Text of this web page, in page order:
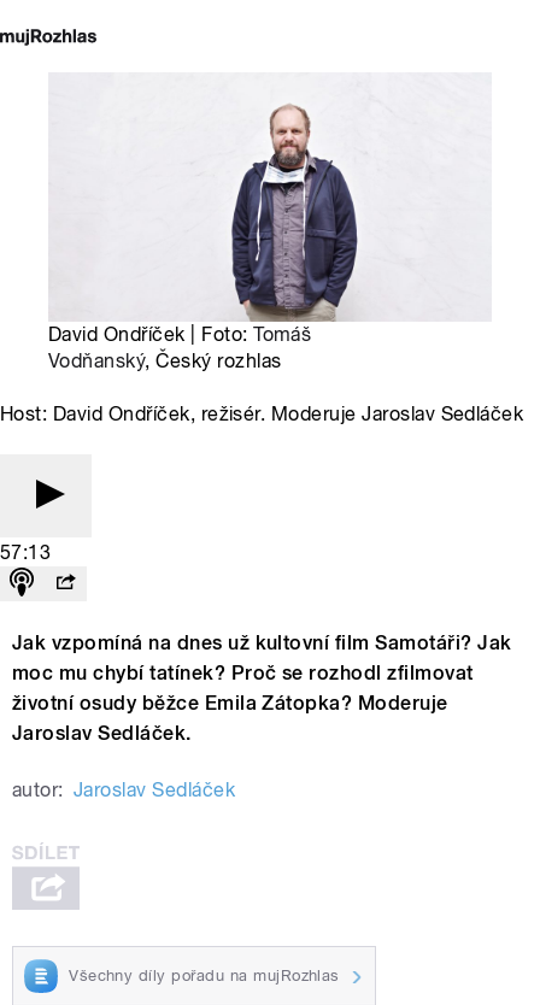
David Ondříček | Foto:Tomáš
Vodňanský, Český rozhlas
Host: David Ondříček, režisér. Moderuje Jaroslav Sedláček
57:13
Jak vzpomíná na dnes už kultovní film Samotáři? Jak
moc mu chybí tatínek? Proč se rozhodl zfilmovat
životní osudy běžce Emila Zátopka? Moderuje
Jaroslav Sedláček.
autor: Jaroslav Sedláček
Všechny díly pořadu na mujRozhlas